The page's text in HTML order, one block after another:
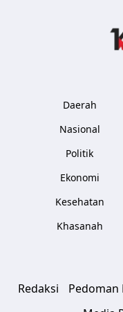
Daerah
Nasional
Politik
Ekonomi
Kesehatan
Khasanah
Redaksi Pedoman